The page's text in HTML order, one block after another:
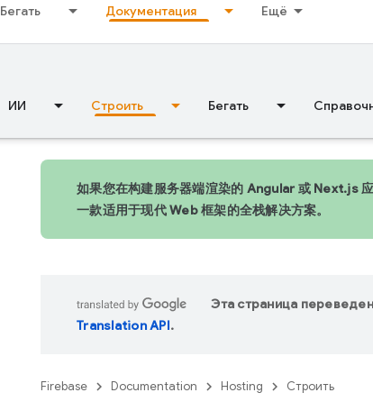
Бегать Документация Ещё
ИИ Строить Бегать
如果您在构建服务器端渲染的 Angular 或 Next.js
一款适用于现代 Web 框架的全栈解决方案。
Эта страница
Translation API.
Firebase Documentation Hosting Строить